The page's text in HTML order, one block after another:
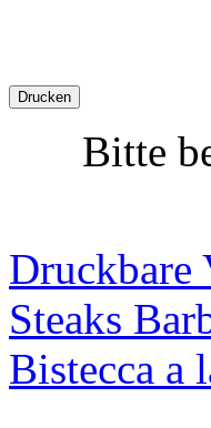
Bitte
Druckbare
Steaks
Bistecca a